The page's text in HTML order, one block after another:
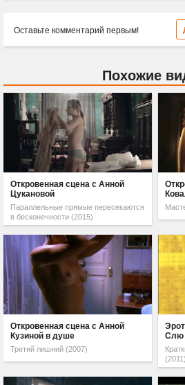
Оставьте комментарий первым!
Похожие
Откровенная сцена с Анной
Цукановой
Параллельные прямые пересекаются
в бесконечности (2015)
Откровенная сцена с Анной
Кузиной в душе
Третий лишний (2007)
Слю
(2011)